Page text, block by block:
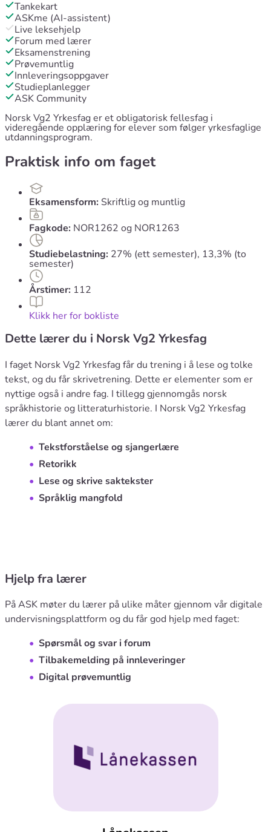
Tankekart
ASKme (AI-assistent)
Live leksehjelp
Forum med lærer
Eksamenstrening
Prøvemuntlig
Innleveringsoppgaver
Studieplanlegger
ASK Community
Norsk Vg2 Yrkesfag er et obligatorisk fellesfag i
videregående opplæring for elever som følger yrkesfaglige
utdanningsprogram.
Praktisk info om faget
Eksamensform: Skriftlig og muntlig
Fagkode: NOR1262 og NOR1263
Studiebelastning: 27% (ett semester), 13,3% (to
semester)
Årstimer: 112
Klikk her for bokliste
Dette lærer du i Norsk Vg2 Yrkesfag
I faget Norsk Vg2 Yrkesfag får du trening i å lese og tolke
tekst, og du får skrivetrening. Dette er elementer som er
nyttige også i andre fag. I tillegg gjennomgås norsk
språkhistorie og litteraturhistorie. I Norsk Vg2 Yrkesfag
lærer du blant annet om:
Tekstforståelse og sjangerlære
Retorikk
Lese og skrive saktekster
Språklig mangfold
Hjelp fra lærer
På ASK møter du lærer på ulike måter gjennom vår digitale
undervisningsplattform og du får god hjelp med faget:
Spørsmål og svar i forum
Tilbakemelding på innleveringer
Digital prøvemuntlig